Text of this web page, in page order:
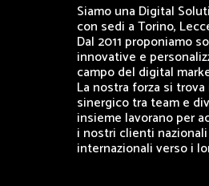
Siamo una Digital
con sedi a Torino,
Dal 2011 proponiamo
innovative e
campo del digital
La nostra forza si
sinergico tra team e
insieme lavorano per
i nostri clienti
internazionali verso i